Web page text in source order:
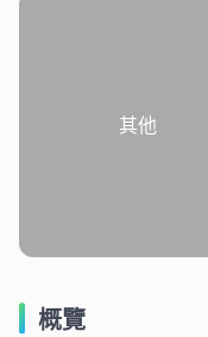
其他
概覽